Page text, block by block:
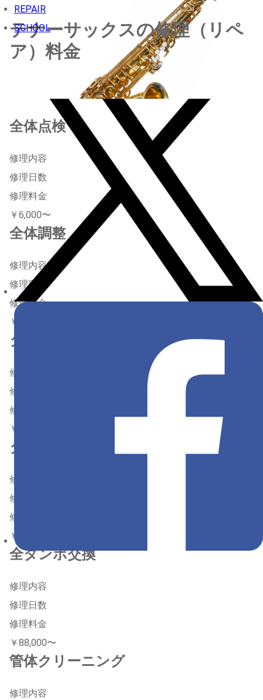
REPAIR
SCHOOL
テナーサックスの修理（リペ
ア）料金
全体点検
修理内容
修理日数
修理料金
￥6,000〜
全体調整
修理内容
修理日数
修理料金
￥15,000〜
タンポ調整
修理内容
修理日数
修理料金
￥500〜
タンポ交換
修理内容
修理日数
修理料金
￥1,800〜
全タンポ交換
修理内容
修理日数
修理料金
￥88,000〜
管体クリーニング
修理内容